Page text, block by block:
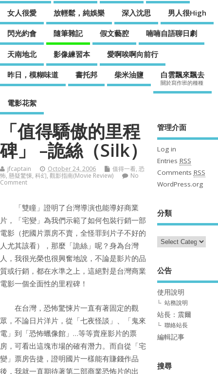
女人很愛 放輕鬆，純娛樂 深入沈思 男人很High
閃光約會 隨筆雜記 假文藝腔 喃喃自語聊日劇
天南地北 影像練習本 愛啊唉啊向前行
昨日，模糊味道 書托邦 柴米油鹽 白雲飄來飄去
關於寫作班的種種
電影花絮
「值得驕傲的里程
碑」 –詭絲（Silk）
jfcaptain October 24, 2006 值得一看, 恐
怖, 懸疑驚悚, 科幻, 觀影指南(Movie Review)
No
Comment
「雙瞳」證明了台灣導演也能導好商業
片，「宅變」為我們示範了如何包裝行銷一部
電影（把國片票房不賣，全怪罪到片子不好的
人尤其該看），那麼「詭絲」呢？身為台灣
人，我很光榮也很興奮地說，不論是影片的品
質或行銷，都在水準之上，這絕對是台灣商業
電影一個全面性的里程碑！
在台灣，恐怖驚悚片一直有著固定的觀
眾，不論日片洋片，從「七夜怪談」、「鬼來
電」到「恐怖蠟像館」…等等賣座影片的票
房，可看出這塊市場的確有潛力。而自從「宅
變」票房告捷，證明國片一樣能有賺錢作品
後，我就一直期待著第二部商業恐怖片的出
管理介面
Log in
Entries RSS
Comments RSS
WordPress.org
分類
公告
使用說明
站務說明
站長：震爾
聯絡站長
編輯記事
搜尋